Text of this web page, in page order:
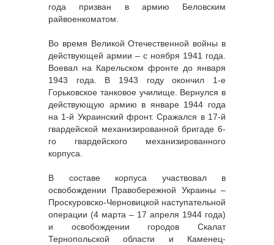
года призван в армию Беловским
райвоенкоматом.
Во время Великой Отечественной войны в
действующей армии – с ноября 1941 года.
Воевал на Карельском фронте до января
1943 года. В 1943 году окончил 1-е
Горьковское танковое училище. Вернулся в
действующую армию в январе 1944 года
на 1-й Украинский фронт. Сражался в 17-й
гвардейской механизированной бригаде 6-
го гвардейского механизированного
корпуса.
В составе корпуса участвовал в
освобождении Правобережной Украины –
Проскуровско-Черновицкой наступательной
операции (4 марта – 17 апреля 1944 года)
и освобождении городов Скалат
Тернопольской области и Каменец-